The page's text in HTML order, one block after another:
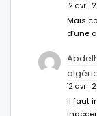
12 avril
Mais
d’une
12 avril
Il faut